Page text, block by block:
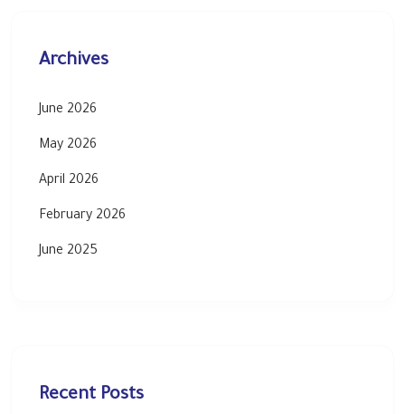
Archives
June 2026
May 2026
April 2026
February 2026
June 2025
Recent Posts